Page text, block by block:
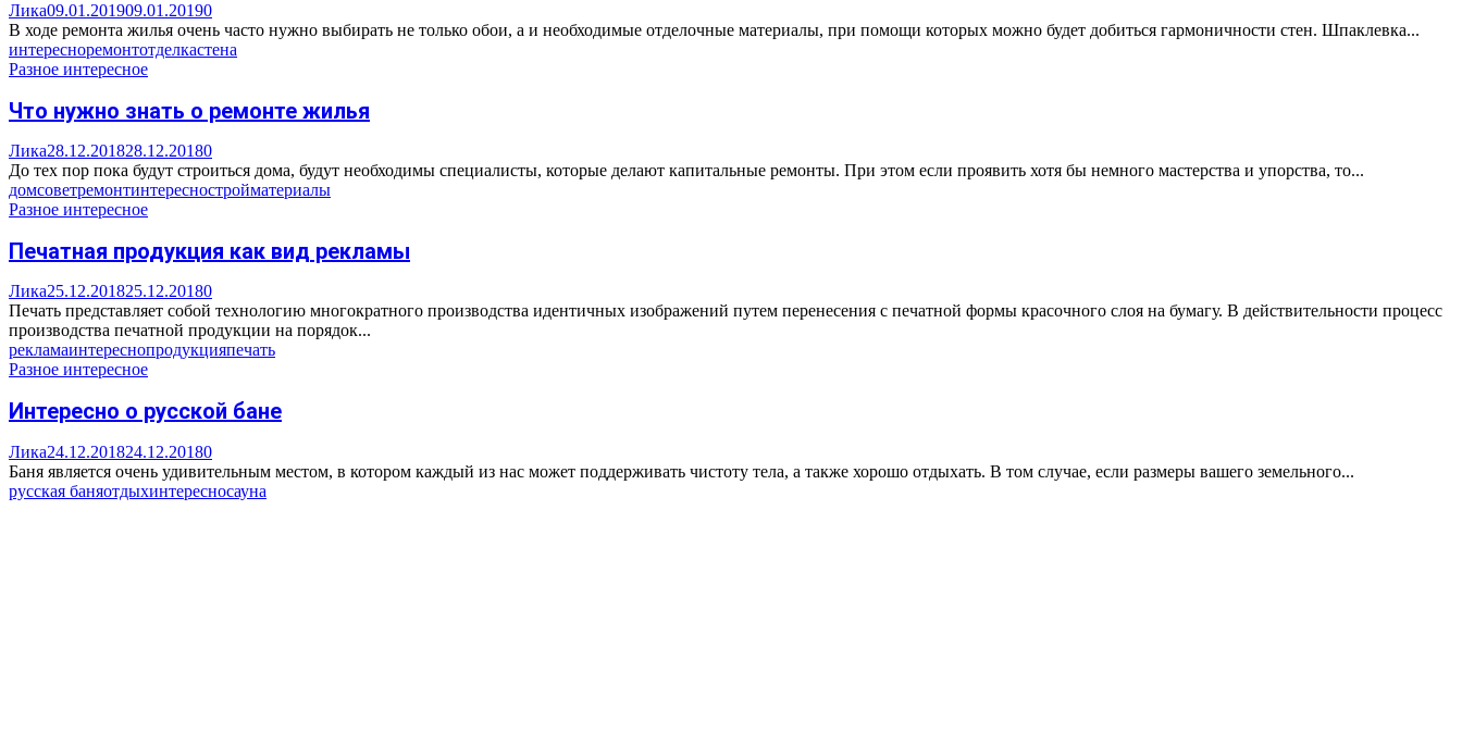
Лика09.01.201909.01.20190
В ходе ремонта жилья очень часто нужно выбирать не только обои, а и необходимые отделочные материалы, при помощи которых можно будет добиться гармоничности стен. Шпаклевка...
интересноремонтотделкастена
Разное интересное
Что нужно знать о ремонте жилья
Лика28.12.201828.12.20180
До тех пор пока будут строиться дома, будут необходимы специалисты, которые делают капитальные ремонты. При этом если проявить хотя бы немного мастерства и упорства, то...
домсоветремонтинтересностройматериалы
Разное интересное
Печатная продукция как вид рекламы
Лика25.12.201825.12.20180
Печать представляет собой технологию многократного производства идентичных изображений путем перенесения с печатной формы красочного слоя на бумагу. В действительности процесс
производства печатной продукции на порядок...
рекламаинтереснопродукцияпечать
Разное интересное
Интересно о русской бане
Лика24.12.201824.12.20180
Баня является очень удивительным местом, в котором каждый из нас может поддерживать чистоту тела, а также хорошо отдыхать. В том случае, если размеры вашего земельного...
русская баняотдыхинтересносауна